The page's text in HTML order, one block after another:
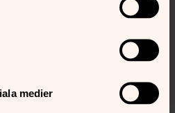
medier
pedagoger, assistenter,
personal i Gårdsby, Söraby,